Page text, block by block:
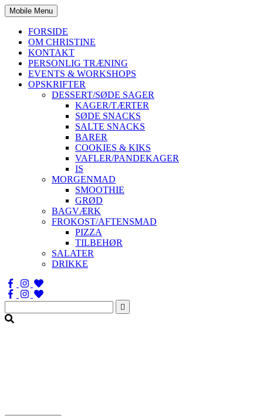
Mobile Menu
FORSIDE
OM CHRISTINE
KONTAKT
PERSONLIG TRÆNING
EVENTS & WORKSHOPS
OPSKRIFTER
DESSERT/SØDE SAGER
KAGER/TÆRTER
SØDE SNACKS
SALTE SNACKS
BARER
COOKIES & KIKS
VAFLER/PANDEKAGER
IS
MORGENMAD
SMOOTHIE
GRØD
BAGVÆRK
FROKOST/AFTENSMAD
PIZZA
TILBEHØR
SALATER
DRIKKE
Søg
efter: